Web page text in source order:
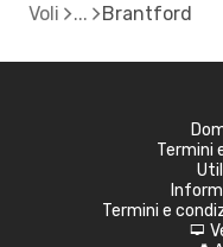
Voli Brantford
Termini
Termini e
d